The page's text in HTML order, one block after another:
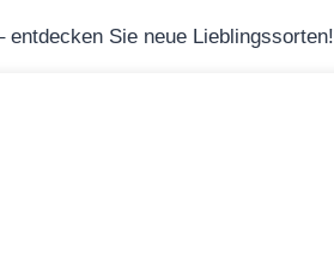
Sie neue Lieblingssorten!